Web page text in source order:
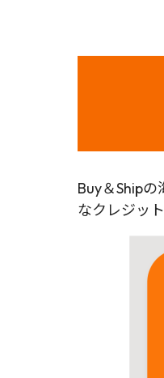
Buy＆Shipの
なクレジッ